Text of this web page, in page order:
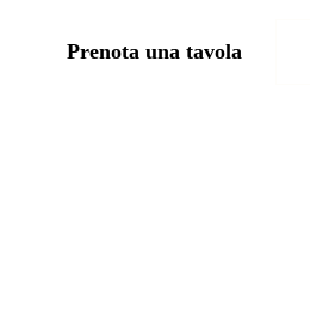
Prenota una tavola